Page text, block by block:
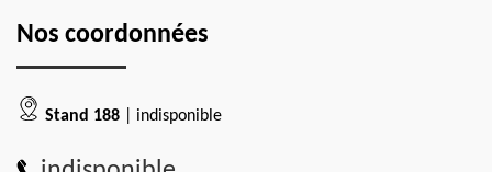
Nos coordonnées
Stand 188 | indisponible